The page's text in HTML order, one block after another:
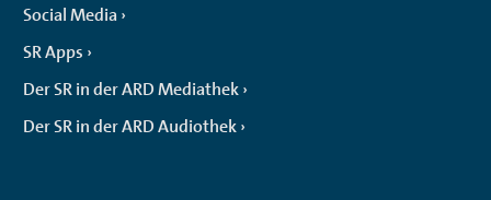
Social Media
SR Apps
Der SR in der ARD Mediathek
Der SR in der ARD Audiothek